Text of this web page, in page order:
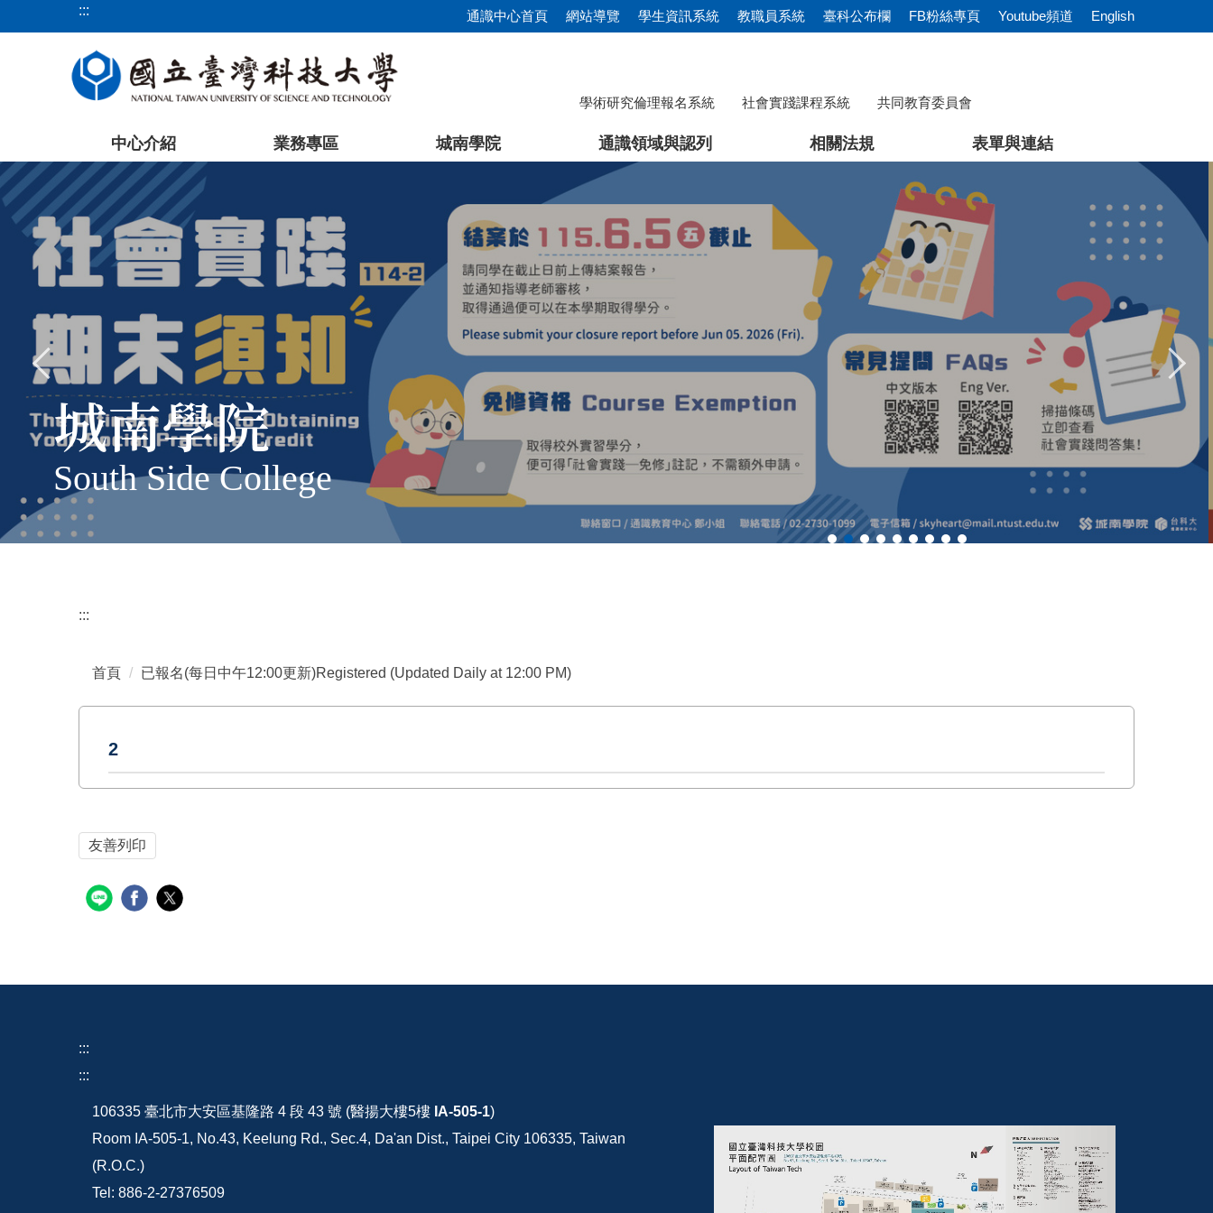
到
塊
::: 通識中心首頁 網站導覽 學生資訊系統 教職員系統 臺科公布欄 FB粉絲專頁 Youtube頻道 English
學術研究倫理報名系統 社會實踐課程系統 共同教育委員會
中心介紹 業務專區 城南學院 通識領域與認列 相關法規 表單與連結
城南學院
South Side College
:::
首頁 已報名(每日中午12:00更新)Registered (Updated Daily at 12:00 PM)
2
友善列印
:::
:::
106335 臺北市大安區基隆路 4 段 43 號 (醫揚大樓5樓 IA-505-1)
Room IA-505-1, No.43, Keelung Rd., Sec.4, Da'an Dist., Taipei City 106335, Taiwan
(R.O.C.)
Tel: 886-2-27376509